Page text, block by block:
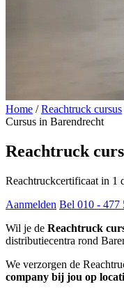
Home / Reachtruck cursus
Cursus in Barendrecht
Reachtruck
Reachtruckcertificaat in 1
Aanmelden Bel 010 - 477
Wil je de Reachtruck
distributiecentra rond
We verzorgen de
company bij jou op